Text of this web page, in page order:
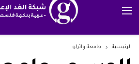
الرئيسية جامعة واترلو